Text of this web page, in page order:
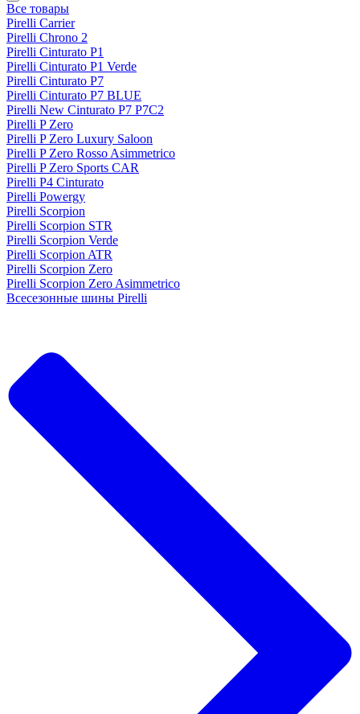
Все товары
Pirelli Carrier
Pirelli Chrono 2
Pirelli Cinturato P1
Pirelli Cinturato P1 Verde
Pirelli Cinturato P7
Pirelli Cinturato P7 BLUE
Pirelli New Cinturato P7 P7C2
Pirelli P Zero
Pirelli P Zero Luxury Saloon
Pirelli P Zero Rosso Asimmetrico
Pirelli P Zero Sports CAR
Pirelli P4 Cinturato
Pirelli Powergy
Pirelli Scorpion
Pirelli Scorpion STR
Pirelli Scorpion Verde
Pirelli Scorpion ATR
Pirelli Scorpion Zero
Pirelli Scorpion Zero Asimmetrico
Всесезонные шины Pirelli